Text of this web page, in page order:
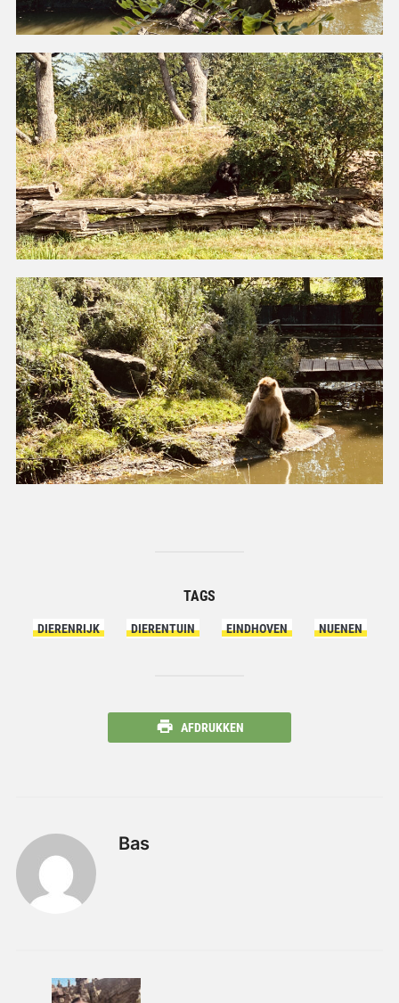
TAGS
DIERENRIJK DIERENTUIN EINDHOVEN NUENEN
AFDRUKKEN
Bas